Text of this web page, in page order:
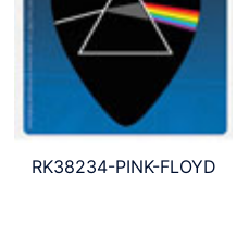
RK38234-PINK-FLOYD